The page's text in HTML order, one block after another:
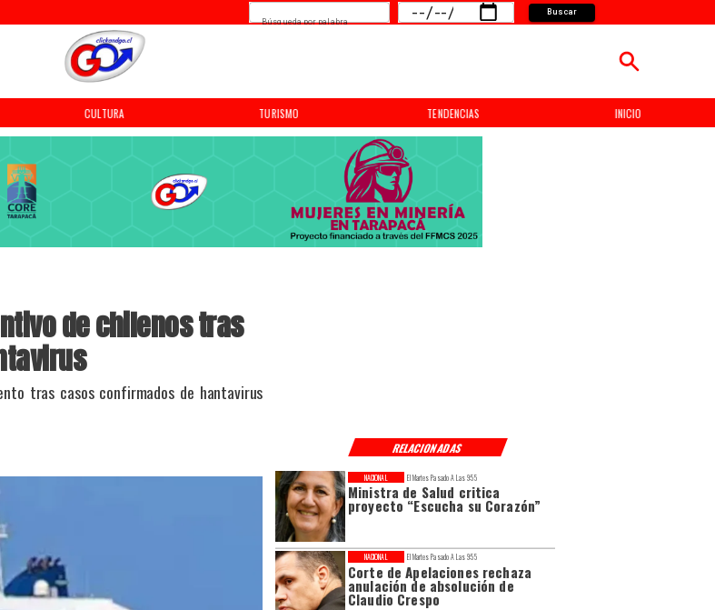
TURISMO TENDENCIAS INICIO NACIONAL
Buscar
Búsqueda por palabra
de chilenos tras
tras casos confirmados de hantavirus
RELACIONADAS
El Martes Pasado A Las 9:55
Ministra de Salud critica
proyecto “Escucha su Corazón”
NACIONAL
El Martes Pasado A Las 9:55
Corte de Apelaciones rechaza
anulación de absolución de
Claudio Crespo
NACIONAL